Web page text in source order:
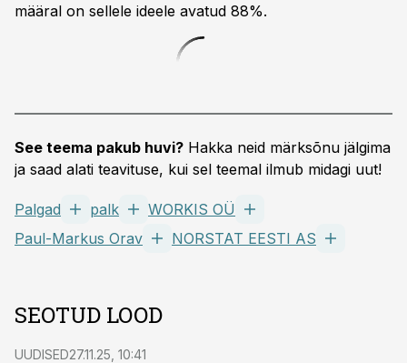
määral on sellele ideele avatud 88%.
See teema pakub huvi? Hakka neid märksõnu jälgima
ja saad alati teavituse, kui sel teemal ilmub midagi uut!
Palgad palk
WORKIS OÜ
Paul-Markus Orav
NORSTAT EESTI AS
SEOTUD LOOD
UUDISED27.11.25, 10:41